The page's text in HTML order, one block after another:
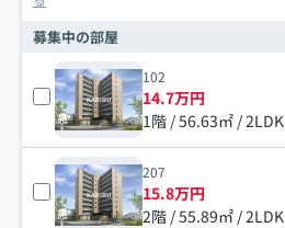
募集中の部屋
102
14.7万円
1階 / 56.63㎡ / 2LDK
207
15.8万円
2階 / 55.89㎡ / 2LDK